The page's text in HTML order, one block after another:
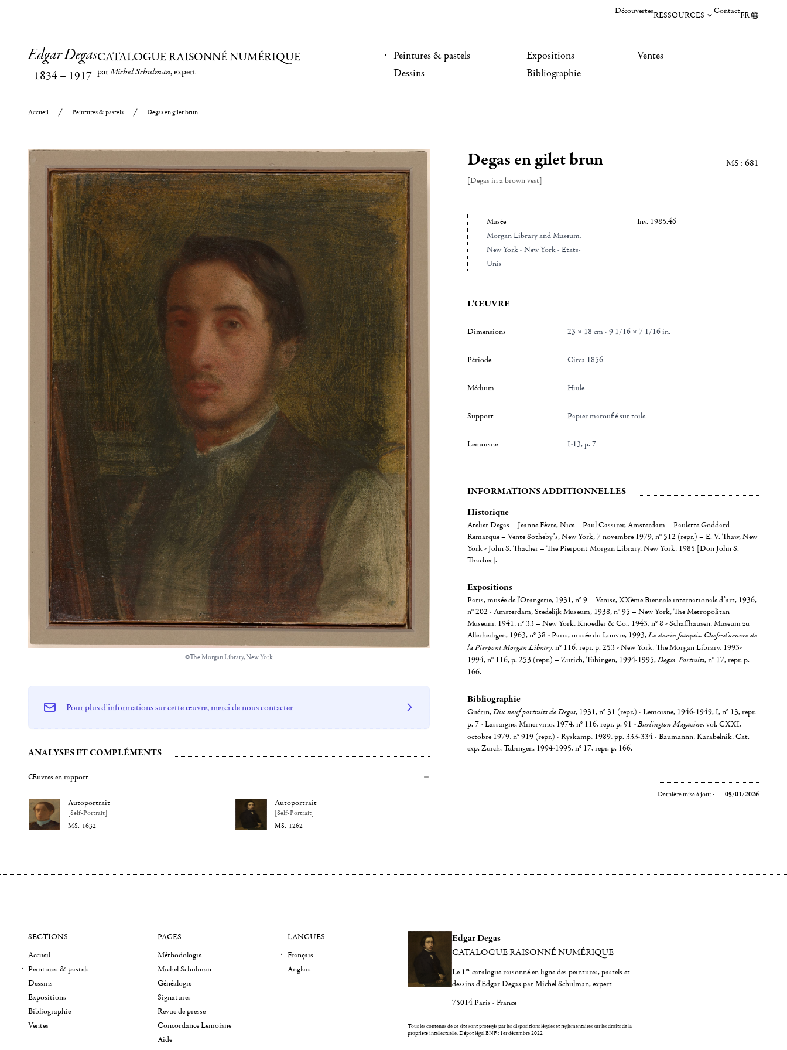
DécouvertesRESSOURCES ContactFR
Edgar Degas
1834– 1917
CATALOGUE RAISONNÉ NUMÉRIQUE
parMichel Schulman, expert
Peintures & pastels
Dessins
Expositions
Bibliographie
Ventes
Accueil Peintures & pastels Degas en gilet brun
©The Morgan Library, New York
Degas en gilet brun
[Degas in a brown vest]
MS : 681
Musée
Morgan Library and Museum,
New York - New York - Etats-
Unis
Inv. 1985.46
L'ŒUVRE
Dimensions 23 × 18 cm - 9 1/16 × 7 1/16 in.
Période Circa 1856
Médium Huile
Support Papier marouflé sur toile
Lemoisne I-13, p. 7
INFORMATIONS ADDITIONNELLES
Historique
Atelier Degas – Jeanne Fèvre, Nice – Paul Cassirer, Amsterdam – Paulette Goddard
Remarque – Vente Sotheby’s, New York, 7 novembre 1979, n° 512 (repr.) – E. V. Thaw, New
York - John S. Thacher – The Pierpont Morgan Library, New York, 1985 [Don John S.
Thacher].
Expositions
Paris, musée de l'Orangerie, 1931, n° 9 – Venise, XXème Biennale internationale d’art, 1936,
n° 202 - Amsterdam, Stedelijk Museum, 1938, n° 95 – New York, The Metropolitan
Museum, 1941, n° 33 – New York, Knoedler & Co., 1943, n° 8 - Schaffhausen, Museum zu
Allerheiligen, 1963, n° 38 - Paris, musée du Louvre, 1993,Le dessin français. Chefs-d'oeuvre de
la Pierpont Morgan Library, n° 116, repr. p. 253 - New York, The Morgan Library, 1993-
1994, n° 116, p. 253 (repr.) – Zurich, Tübingen, 1994-1995,Degas Portraits, n° 17, repr. p.
166.
Bibliographie
Guérin,Dix-neuf portraits de Degas, 1931, n° 31 (repr.) - Lemoisne, 1946-1949, I, n° 13, repr.
p. 7 - Lassaigne, Minervino, 1974, n° 116, repr. p. 91 -Burlington Magazine, vol. CXXI,
octobre 1979, n° 919 (repr.) - Ryskamp, 1989, pp. 333-334 - Baumannn, Karabelnik, Cat.
exp. Zuich, Tübingen, 1994-1995, n° 17, repr. p. 166.
Dernière mise à jour : 05/01/2026
Pour plus d'informations sur cette œuvre, merci de nous contacter
ANALYSES ET COMPLÉMENTS
Œuvres en rapport
Autoportrait
[Self-Portrait]
1632
Autoportrait
[Self-Portrait]
1262
Edgar Degas
CATALOGUE RAISONNÉ NUMÉRIQUE
Le 1er catalogue raisonné en ligne des peintures, pastels et
dessins d'Edgar Degas par Michel Schulman, expert
75014 Paris - France
Tous les contenus de ce site sont protégés par les dispositions légales et réglementaires sur les droits de la
propriété intellectuelle.Dépot légal BNF : 1er décembre 2022
SECTIONS
Accueil
Peintures & pastels
Dessins
Expositions
Bibliographie
Ventes
PAGES
Méthodologie
Michel Schulman
Généalogie
Signatures
Revue de presse
Concordance Lemoisne
Aide
LANGUES
Français
Anglais